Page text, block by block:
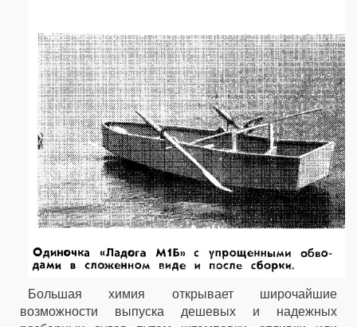
Большая химия открывает широчайшие
возможности выпуска дешевых и надежных